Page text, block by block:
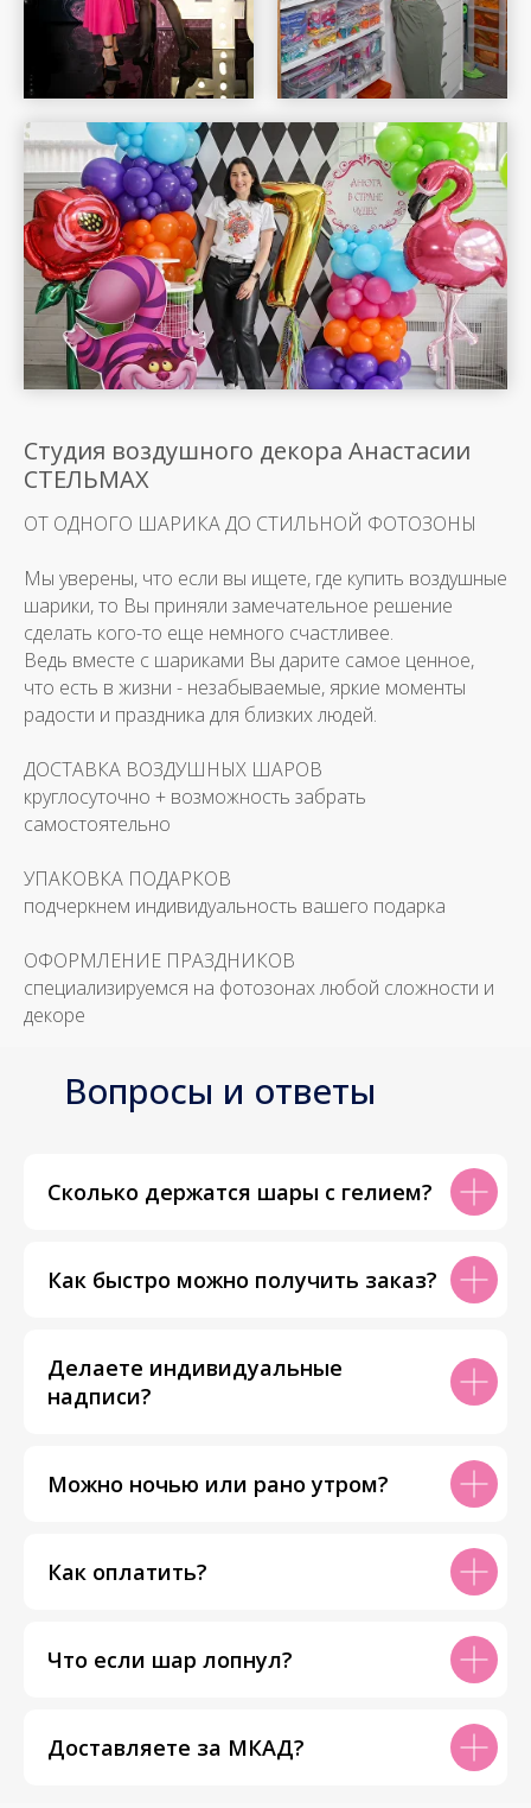
Шар Удачи на карте Москвы — Яндекс Карты
Студия воздушного декора Анастасии
СТЕЛЬМАХ
ОТ ОДНОГО ШАРИКА ДО СТИЛЬНОЙ ФОТОЗОНЫ
Мы уверены, что если вы ищете, где купить воздушные
шарики, то Вы приняли замечательное решение
сделать кого-то еще немного счастливее.
Ведь вместе с шариками Вы дарите самое ценное,
что есть в жизни - незабываемые, яркие моменты
радости и праздника для близких людей.
ДОСТАВКА ВОЗДУШНЫХ ШАРОВ
круглосуточно + возможность забрать
самостоятельно
УПАКОВКА ПОДАРКОВ
подчеркнем индивидуальность вашего подарка
ОФОРМЛЕНИЕ ПРАЗДНИКОВ
специализируемся на фотозонах любой сложности и
декоре
Вопросы и ответы
Сколько держатся шары с гелием?
Как быстро можно получить заказ?
Делаете индивидуальные
надписи?
Можно ночью или рано утром?
Как оплатить?
Что если шар лопнул?
Доставляете за МКАД?